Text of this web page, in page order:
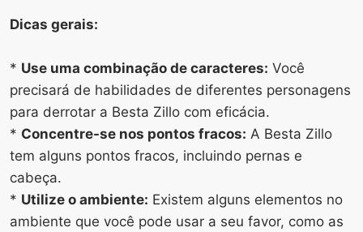
Dicas gerais:
* Use uma combinação de caracteres: Você
precisará de habilidades de diferentes personagens
para derrotar a Besta Zillo com eficácia.
* Concentre-se nos pontos fracos: A Besta Zillo
tem alguns pontos fracos, incluindo pernas e
cabeça.
* Utilize o ambiente: Existem alguns elementos no
ambiente que você pode usar a seu favor, como as